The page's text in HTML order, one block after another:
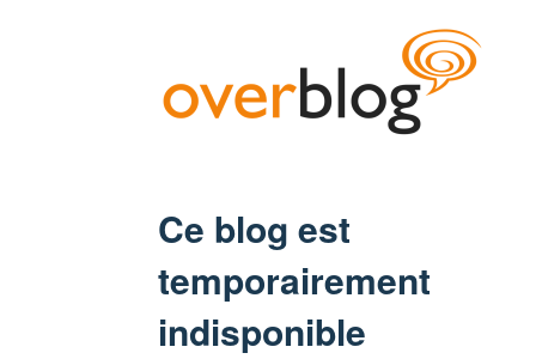
Ce blog est
temporairement
indisponible